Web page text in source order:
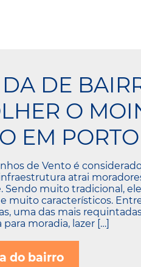
DE
O
EM
de Vento é
atrai
Sendo muito tradicional,
muito característicos.
uma das mais
para moradia, lazer […]
do bairro